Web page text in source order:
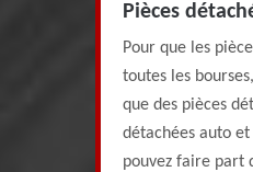
Pièces
Pour que les
toutes les
que des pièces
détachées auto
pouvez faire part